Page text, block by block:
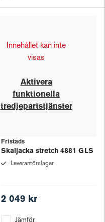
Innehållet kan inte
visas
Aktivera
funktionella
tredjepartstjänster
Fristads
Skaljacka stretch 4881 GLS
Leverantörslager
2 049 kr
Jämför